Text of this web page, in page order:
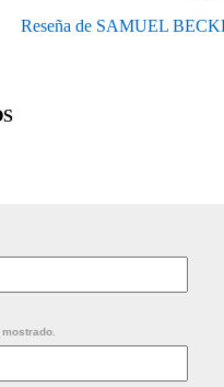
Reseña de SAMUEL